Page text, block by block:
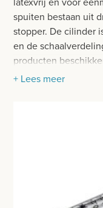
CONTACT
registreer
login
SPUITEN
DIVERSEN
WOND- EN
latexvrij en voor
spuiten bestaan uit
stopper. De cilinder
en de
producten
zorgt voor een
+ Lees meer